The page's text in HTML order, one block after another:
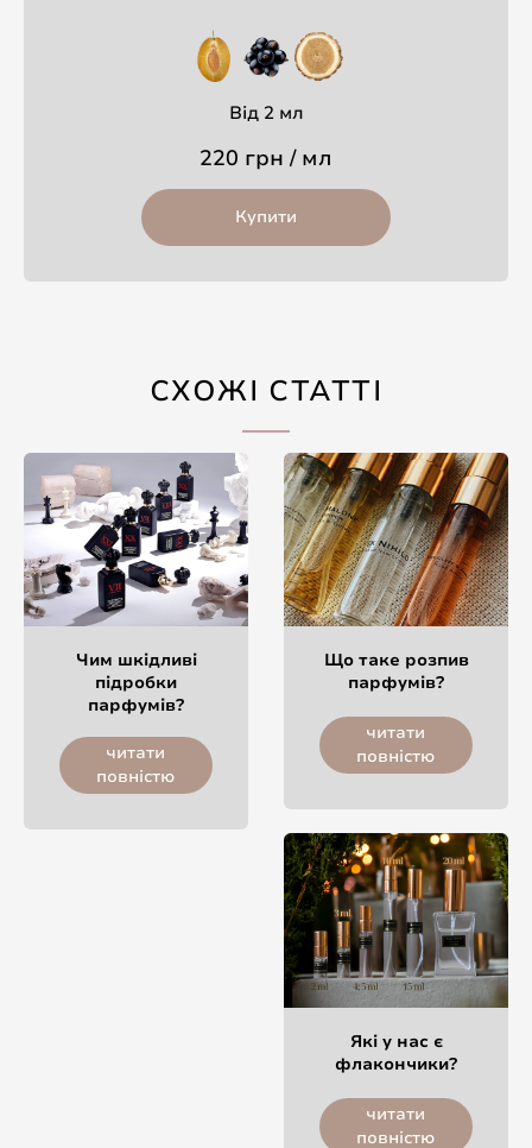
Від 2 мл
220 грн / мл
Купити
СХОЖІ СТАТТІ
Чим шкідливі
підробки
парфумів?
читати
повністю
Що таке розпив
парфумів?
читати
повністю
Які у нас є
флакончики?
читати
повністю